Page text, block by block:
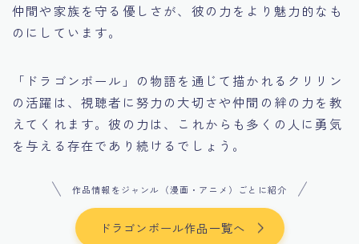
仲間や家族を守る優しさが、彼の力をより魅力的なも
のにしています。
「ドラゴンボール」の物語を通じて描かれるクリリン
の活躍は、視聴者に努力の大切さや仲間の絆の力を教
えてくれます。彼の力は、これからも多くの人に勇気
を与える存在であり続けるでしょう。
作品情報をジャンル（漫画・アニメ）ごとに紹介
ドラゴンボール作品一覧へ